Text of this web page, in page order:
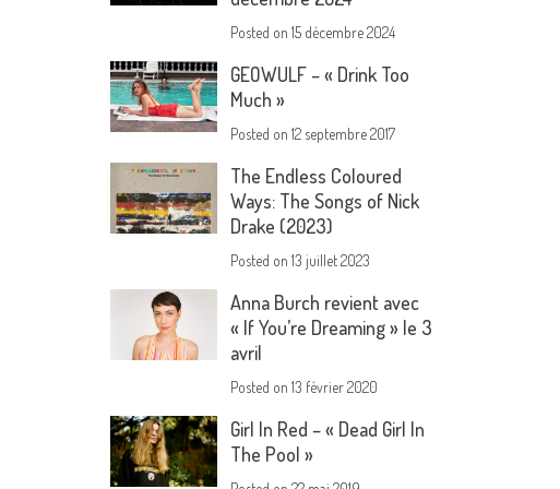
Posted on15 décembre 2024
GEOWULF – « Drink Too
Much »
Posted on12 septembre 2017
The Endless Coloured
Ways: The Songs of Nick
Drake (2023)
Posted on13 juillet 2023
Anna Burch revient avec
« If You’re Dreaming » le 3
avril
Posted on13 février 2020
Girl In Red – « Dead Girl In
The Pool »